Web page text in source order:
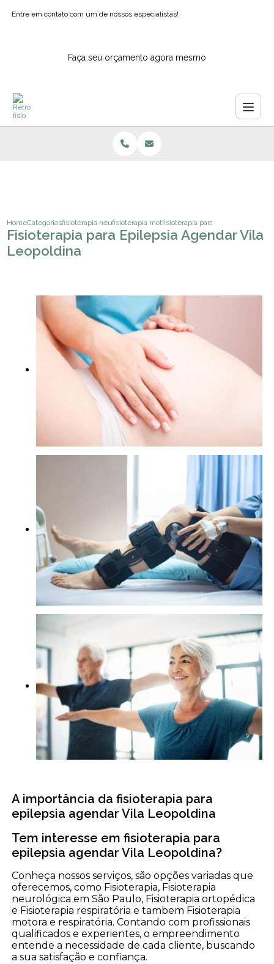
Entre em contato com um de nossos especialistas!
Faça seu orçamento agora mesmo
HomeCategoriasfisioterapia neurologicafisioterapia motora neurologica
fisioterapia para epilepsia
Fisioterapia para Epilepsia Agendar Vila
Leopoldina
A importância da fisioterapia para
epilepsia agendar Vila Leopoldina
Tem interesse em fisioterapia para
epilepsia agendar Vila Leopoldina?
Conheça nossos serviços, são opções variadas que
oferecemos, como Fisioterapia, Fisioterapia
neurológica em São Paulo, Fisioterapia ortopédica
e Fisioterapia respiratória e tambem Fisioterapia
motora e respiratória. Contando com profissionais
qualificados e experientes, o empreendimento
entende a necessidade de cada cliente, buscando
a sua satisfação e confiança.